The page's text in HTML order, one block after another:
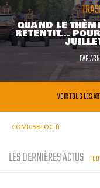
QUAND LE
RETENTIT...
PAR
VOIR TOUS LES
COMICSBLOG.fr
LES DERNIÈRES ACTUS